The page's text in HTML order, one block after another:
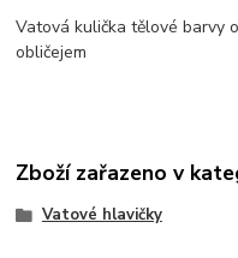
Vatová kulička tělové barvy
obličejem
Zboží zařazeno v
Vatové hlavičky